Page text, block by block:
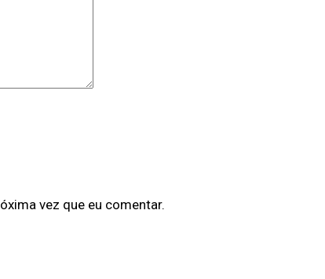
vez que eu comentar.